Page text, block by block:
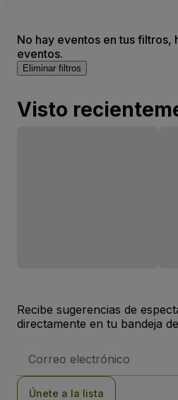
No hay eventos en tus filtros,
eventos.
Eliminar filtros
Visto
Recibe sugerencias de
directamente en tu bandeja
de
Únete a la lista